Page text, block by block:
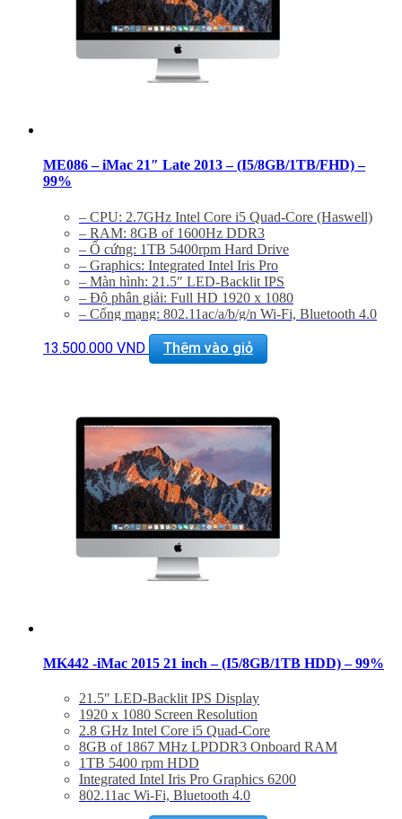
ME086 – iMac 21″ Late 2013 – (I5/8GB/1TB/FHD) –
99%
– CPU: 2.7GHz Intel Core i5 Quad-Core (Haswell)
– RAM: 8GB of 1600Hz DDR3
– Ổ cứng: 1TB 5400rpm Hard Drive
– Graphics: Integrated Intel Iris Pro
– Màn hình: 21.5″ LED-Backlit IPS
– Độ phân giải: Full HD 1920 x 1080
– Cổng mạng: 802.11ac/a/b/g/n Wi-Fi, Bluetooth 4.0
Reader
– Thiết bị nghe nhìn: 720p FaceTime HD Camera,
Tình trạng: mới 99%
Bảo hành 6 tháng. Bao test 1 tuần.
Hổ trợ kỹ thuật và vệ sinh máy suốt đời.
13.500.000 VND Thêm vào giỏ
MK442 -iMac 2015 21 inch – (I5/8GB/1TB HDD) – 99%
21.5″ LED-Backlit IPS Display
1920 x 1080 Screen Resolution
2.8 GHz Intel Core i5 Quad-Core
8GB of 1867 MHz LPDDR3 Onboard RAM
1TB 5400 rpm HDD
Integrated Intel Iris Pro Graphics 6200
802.11ac Wi-Fi, Bluetooth 4.0